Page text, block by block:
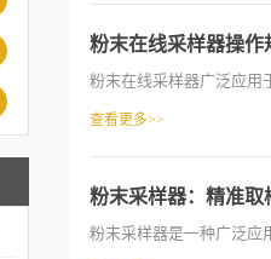
粉末在线采样器操作
粉末在线采样器广泛应用
查看更多>>
粉末采样器：精准取
粉末采样器是一种广泛应